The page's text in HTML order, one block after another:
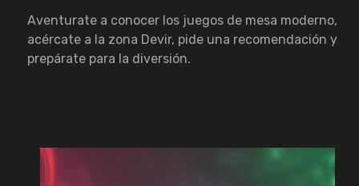
Aventurate a conocer los juegos de mesa moderno,
acércate a la zona Devir, pide una recomendación y
prepárate para la diversión.